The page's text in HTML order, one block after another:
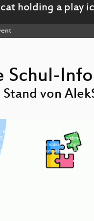
Schul-
von
_Freie_Schul-Information_hd.mp4
_Freie_Schul-Information_webm-
_Freie_Schul-Information_sd.mp4
_Freie_Schul-Information_webm-